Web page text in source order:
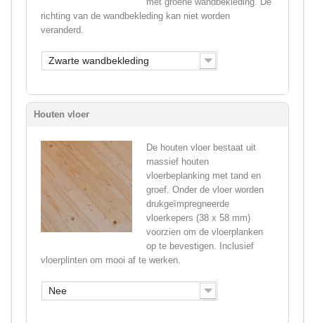
richting van de wandbekleding kan niet worden
veranderd.
Zwarte wandbekleding
Houten vloer
De houten vloer bestaat uit
massief houten
vloerbeplanking met tand en
groef. Onder de vloer worden
drukgeïmpregneerde
vloerkepers (38 x 58 mm)
voorzien om de vloerplanken
op te bevestigen. Inclusief
vloerplinten om mooi af te werken.
Nee